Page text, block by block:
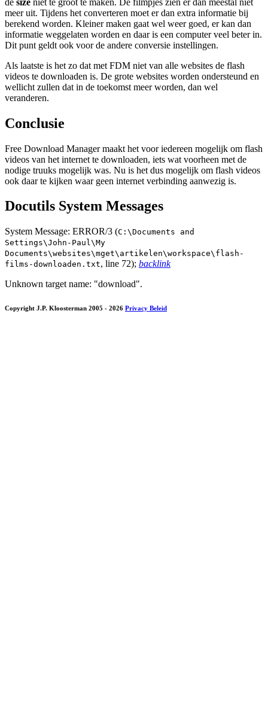
meer uit. Tijdens het converteren moet er dan extra informatie bij
berekend worden. Kleiner maken gaat wel weer goed, er kan dan
informatie weggelaten worden en daar is een computer veel beter in.
Dit punt geldt ook voor de andere conversie instellingen.
Als laatste is het zo dat met FDM niet van alle websites de flash
videos te downloaden is. De grote websites worden ondersteund en
wellicht zullen dat in de toekomst meer worden, dan wel
veranderen.
Conclusie
Free Download Manager maakt het voor iedereen mogelijk om flash
videos van het internet te downloaden, iets wat voorheen met de
nodige truuks mogelijk was. Nu is het dus mogelijk om flash videos
ook daar te kijken waar geen internet verbinding aanwezig is.
Docutils System Messages
System Message: ERROR/3 (C:\Documents and
Settings\John-Paul\My
Documents\websites\mget\artikelen\workspace\flash-
films-downloaden.txt, line 72); backlink
Unknown target name: "download".
Copyright J.P. Kloosterman 2005 - 2026 Privacy Beleid